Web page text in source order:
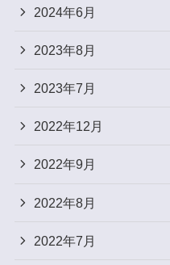
2024年6月
2023年8月
2023年7月
2022年12月
2022年9月
2022年8月
2022年7月